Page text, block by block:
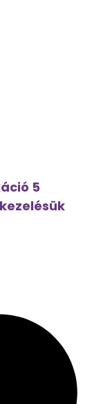
5